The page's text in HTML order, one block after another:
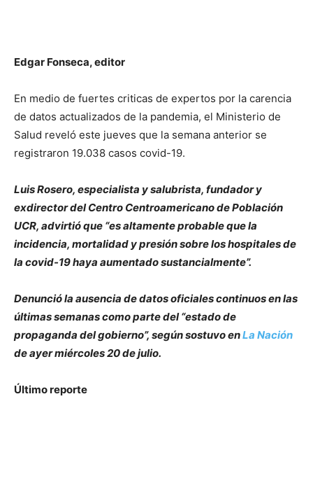
Edgar Fonseca, editor
En medio de fuertes criticas de expertos por la carencia
de datos actualizados de la pandemia, el Ministerio de
Salud reveló este jueves que la semana anterior se
registraron 19.038 casos covid-19.
Luis Rosero, especialista y salubrista, fundador y
exdirector del Centro Centroamericano de Población
UCR, advirtió que “es altamente probable que la
incidencia, mortalidad y presión sobre los hospitales de
la covid-19 haya aumentado sustancialmente”.
Denunció la ausencia de datos oficiales continuos en las
últimas semanas como parte del “estado de
propaganda del gobierno”, según sostuvo enLa Nación
de ayer miércoles 20 de julio.
Último reporte